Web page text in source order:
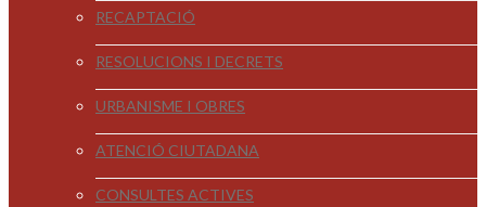
RECAPTACIÓ
RESOLUCIONS I DECRETS
URBANISME I OBRES
ATENCIÓ CIUTADANA
CONSULTES ACTIVES